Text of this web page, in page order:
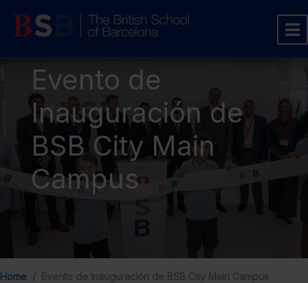
Evento de
Inauguración de
BSB City Main
Campus
Home Evento de Inauguración de BSB City Main Campus